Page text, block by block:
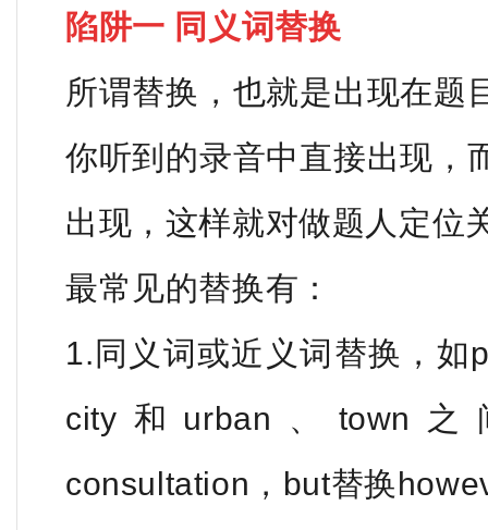
陷阱一 同义词替换
所谓替换，也就是出现在题
你听到的录音中直接出现，
出现，这样就对做题人定位
最常见的替换有：
1.同义词或近义词替换，
city和urban、town
consultation，but替换